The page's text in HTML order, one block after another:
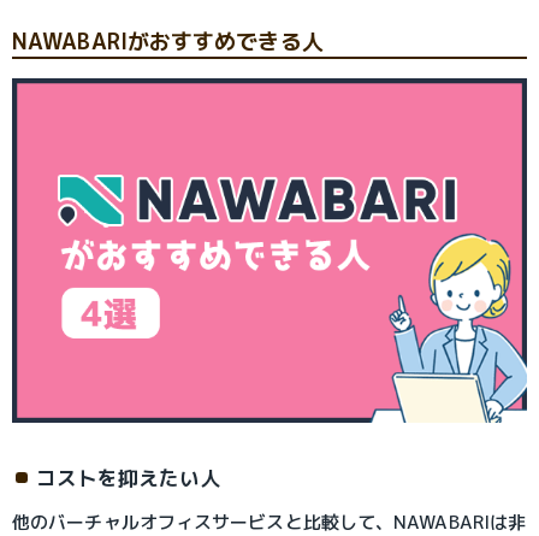
NAWABARIがおすすめできる人
コストを抑えたい人
他のバーチャルオフィスサービスと比較して、NAWABARIは非